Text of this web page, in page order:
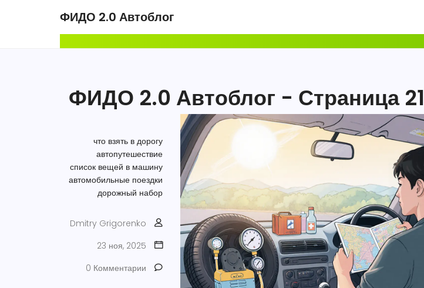
ФИДО 2.0 Автоблог
ФИДО 2.0 Автоблог - Страница 21
что взять в дорогу
автопутешествие
список вещей в машину
автомобильные поездки
дорожный набор
Dmitry Grigorenko
23 ноя, 2025
0 Комментарии